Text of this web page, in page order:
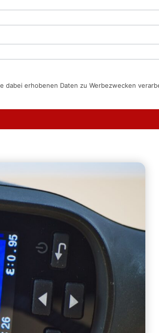
dabei erhobenen Daten zu Werbezwecken